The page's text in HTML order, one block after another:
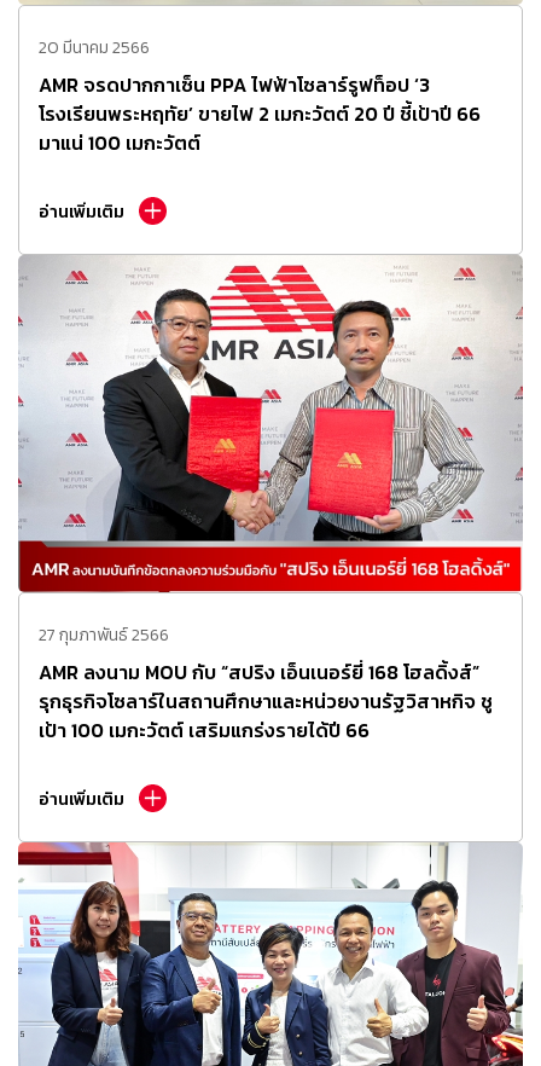
20 มีนาคม 2566
AMR จรดปากกาเซ็น PPA ไฟฟ้าโซลาร์รูฟท็อป ‘3
โรงเรียนพระหฤทัย’ ขายไฟ 2 เมกะวัตต์ 20 ปี ชี้เป้าปี 66
มาแน่ 100 เมกะวัตต์
อ่านเพิ่มเติม
27 กุมภาพันธ์ 2566
AMR ลงนาม MOU กับ “สปริง เอ็นเนอร์ยี่ 168 โฮลดิ้งส์”
รุกธุรกิจโซลาร์ในสถานศึกษาและหน่วยงานรัฐวิสาหกิจ ชู
เป้า 100 เมกะวัตต์ เสริมแกร่งรายได้ปี 66
อ่านเพิ่มเติม